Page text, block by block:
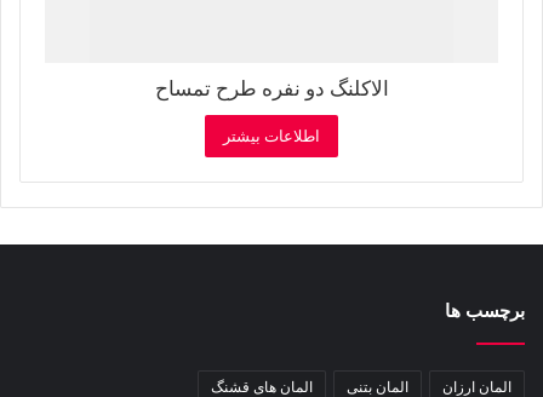
الاکلنگ دو نفره طرح تمساح
اطلاعات بیشتر
برچسب ها
المان ارزان المان بتنی المان های قشنگ